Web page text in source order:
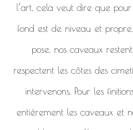
l’art, cela veut dire que
fond est de niveau et
pose, nos caveaux
respectent les côtes des
intervenons. Pour les
entièrement les caveaux et